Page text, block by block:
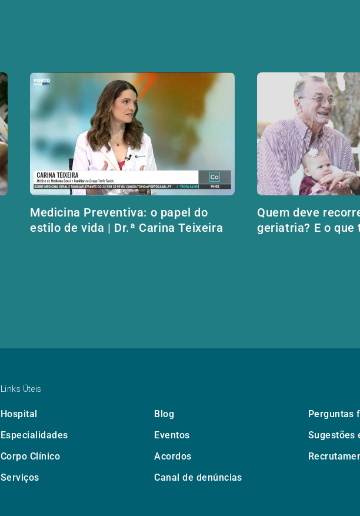
Medicina Preventiva: o papel do
estilo de vida | Dr.ª Carina Teixeira
Quem deve
geriatria? E o que
Links Úteis
Hospital Blog
Perguntas
Especialidades
Eventos
Sugestões
Corpo Clínico
Acordos
Serviços
Canal de denúncias